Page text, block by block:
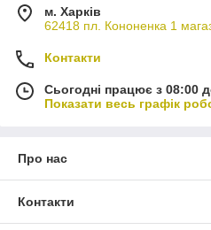
м. Харків
62418 пл. Кононенка 1
Контакти
Сьогодні працює з 08:00
Показати весь графік
Про нас
Контакти